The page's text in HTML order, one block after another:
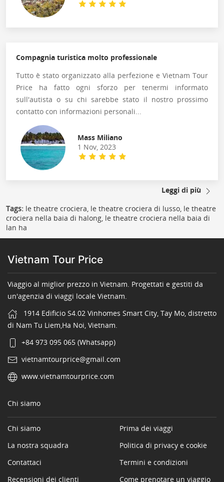
Compagnia turistica molto professionale
Tutto è stato organizzato alla perfezione e Vietnam Tour
Price ha fatto ogni sforzo per tenermi informato
sull'autista o su chi sarebbe stato il nostro prossimo
contatto con informazioni personali...
Mass Miliano
1 Nov, 2023
Leggi di più
Tags: le theatre crociera, le theatre crociera di lusso, le theatre
crociera nella baia di halong, le theatre crociera nella baia di
lan ha
Vietnam Tour Price
Viaggio al miglior prezzo in Vietnam. Progettati e gestiti da
un'agenzia di viaggi locale Vietnam.
1914 Edificio S4.02 Vinhomes Smart City, Tay Mo, distretto
di Nam Tu Liem,Ha Noi, Vietnam.
+84 973 095 065 (Whatsapp)
vietnamtourprice@gmail.com
www.vietnamtourprice.com
Chi siamo
Chi siamo
La nostra squadra
Contattaci
Recensioni dei clienti
Prima dei viaggi
Politica di privacy e cookie
Termini e condizioni
Come prenotare un viaggio